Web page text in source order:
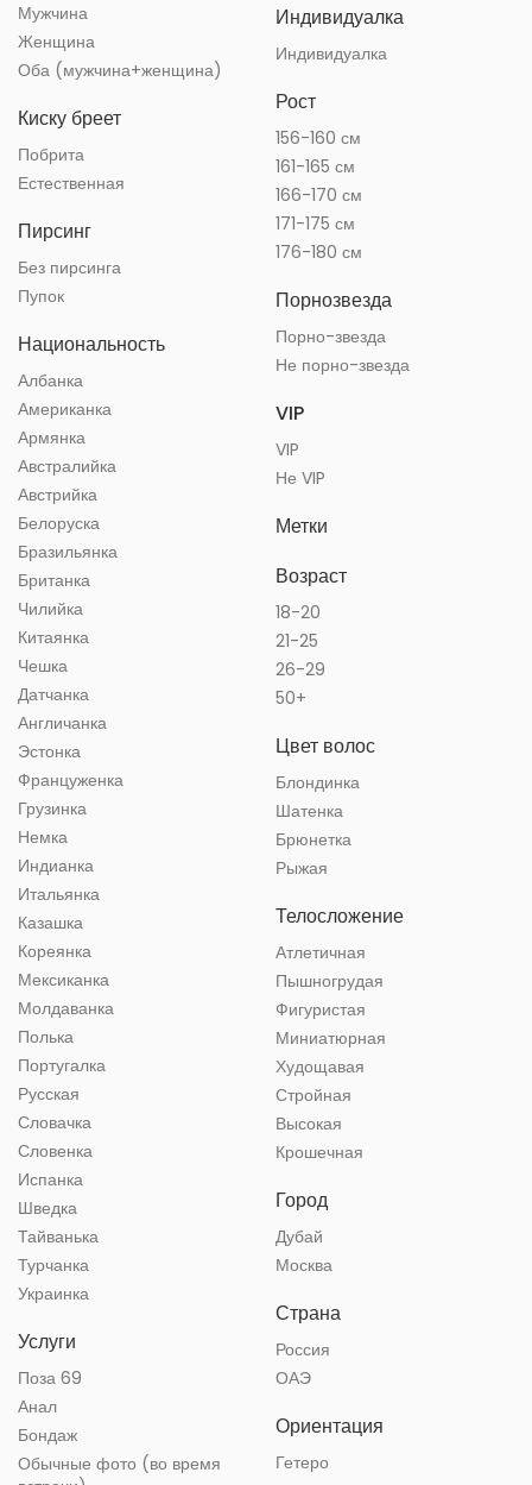
Мужчина
Женщина
Оба (мужчина+женщина)
Киску бреет
Побрита
Естественная
Пирсинг
Без пирсинга
Пупок
Национальность
Албанка
Американка
Армянка
Австралийка
Австрийка
Белоруска
Бразильянка
Британка
Чилийка
Китаянка
Чешка
Датчанка
Англичанка
Эстонка
Француженка
Грузинка
Немка
Индианка
Итальянка
Казашка
Кореянка
Мексиканка
Молдаванка
Полька
Португалка
Русская
Словачка
Словенка
Испанка
Шведка
Тайванька
Турчанка
Украинка
Услуги
Поза 69
Анал
Бондаж
Обычные фото (во время
Индивидуалка
Индивидуалка
Рост
156-160 см
161-165 см
166-170 см
171-175 см
176-180 см
Порнозвезда
Порно-звезда
Не порно-звезда
VIP
VIP
Не VIP
Метки
Возраст
18-20
21-25
26-29
50+
Цвет волос
Блондинка
Шатенка
Брюнетка
Рыжая
Телосложение
Атлетичная
Пышногрудая
Фигуристая
Миниатюрная
Худощавая
Стройная
Высокая
Крошечная
Город
Дубай
Москва
Страна
Россия
ОАЭ
Ориентация
Гетеро